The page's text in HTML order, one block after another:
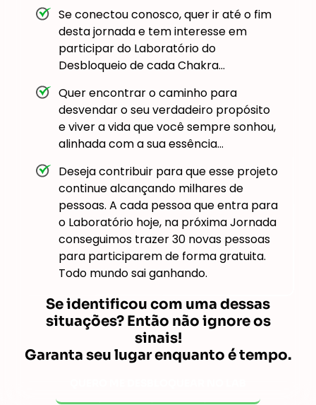
Se conectou conosco, quer ir até o fim
desta jornada e tem interesse em
participar do Laboratório do
Desbloqueio de cada Chakra…
Quer encontrar o caminho para
desvendar o seu verdadeiro propósito
e viver a vida que você sempre sonhou,
alinhada com a sua essência…
Deseja contribuir para que esse projeto
continue alcançando milhares de
pessoas. A cada pessoa que entra para
o Laboratório hoje, na próxima Jornada
conseguimos trazer 30 novas pessoas
para participarem de forma gratuita.
Todo mundo sai ganhando.
Se identificou com uma dessas
situações? Então não ignore os
sinais!
Garanta seu lugar enquanto é tempo.